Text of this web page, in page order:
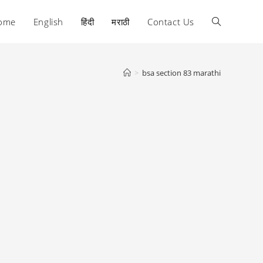
English हिंदी मराठी Contact Us Toggle
> bsa section 83 marathi